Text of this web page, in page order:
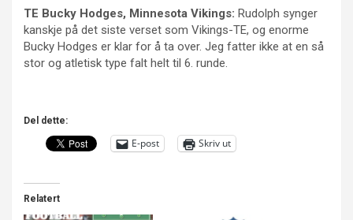
TE Bucky Hodges, Minnesota Vikings: Rudolph synger
kanskje på det siste verset som Vikings-TE, og enorme
Bucky Hodges er klar for å ta over. Jeg fatter ikke at en så
stor og atletisk type falt helt til 6. runde.
Del dette:
E-post Skriv ut
Relatert